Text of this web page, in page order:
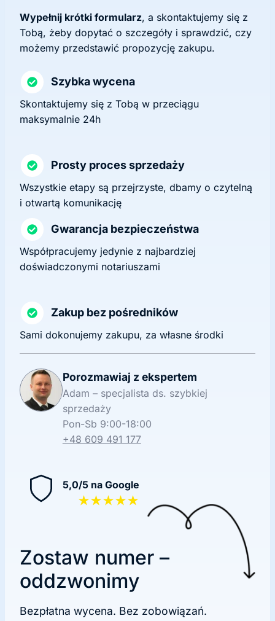
Wypełnij krótki formularz, a skontaktujemy się z
Tobą, żeby dopytać o szczegóły i sprawdzić, czy
możemy przedstawić propozycję zakupu.
Szybka wycena
Skontaktujemy się z Tobą w przeciągu
maksymalnie 24h
Prosty proces sprzedaży
Wszystkie etapy są przejrzyste, dbamy o czytelną
i otwartą komunikację
Gwarancja bezpieczeństwa
Współpracujemy jedynie z najbardziej
doświadczonymi notariuszami
Zakup bez pośredników
Sami dokonujemy zakupu, za własne środki
Porozmawiaj z ekspertem
Adam – specjalista ds. szybkiej
sprzedaży
Pon-Sb 9:00-18:00
+48 609 491 177
5,0/5 na Google
★★★★★
Zostaw numer –
oddzwonimy
Bezpłatna wycena. Bez zobowiązań.